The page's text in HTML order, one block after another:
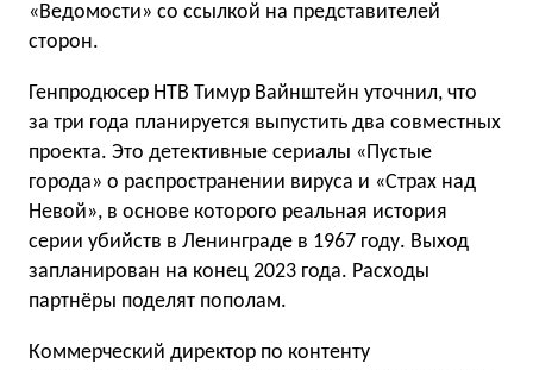
«Ведомости» со ссылкой на представителей
сторон.
Генпродюсер НТВ Тимур Вайнштейн уточнил, что
за три года планируется выпустить два совместных
проекта. Это детективные сериалы «Пустые
города» о распространении вируса и «Страх над
Невой», в основе которого реальная история
серии убийств в Ленинграде в 1967 году. Выход
запланирован на конец 2023 года. Расходы
партнёры поделят пополам.
Коммерческий директор по контенту